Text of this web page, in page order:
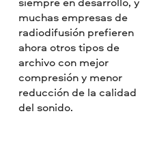
muchas empresas de
radiodifusión prefieren
ahora otros tipos de
archivo con mejor
compresión y menor
reducción de la calidad
del sonido.